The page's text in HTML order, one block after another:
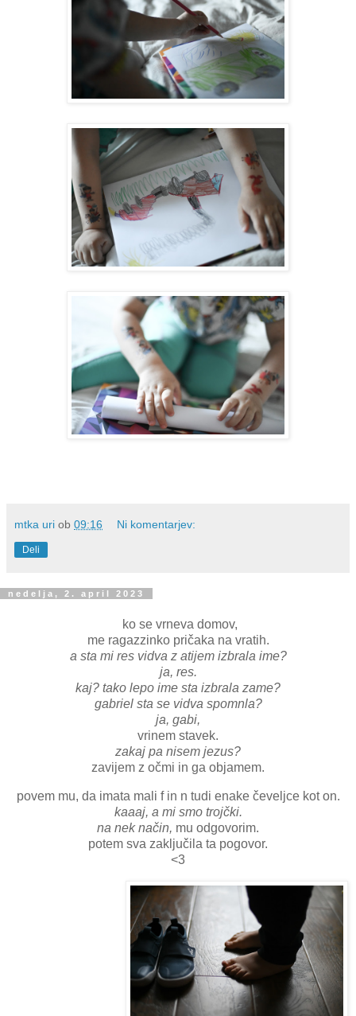
mtka uri ob 09:16 Ni komentarjev:
Deli
nedelja, 2. april 2023
ko se vrneva domov,
me ragazzinko pričaka na vratih.
a sta mi res vidva z atijem izbrala ime?
ja, res.
kaj? tako lepo ime sta izbrala zame?
gabriel sta se vidva spomnla?
ja, gabi,
vrinem stavek.
zakaj pa nisem jezus?
zavijem z očmi in ga objamem.
povem mu, da imata mali f in n tudi enake čeveljce kot on.
kaaaj, a mi smo trojčki.
na nek način, mu odgovorim.
potem sva zaključila ta pogovor.
<3